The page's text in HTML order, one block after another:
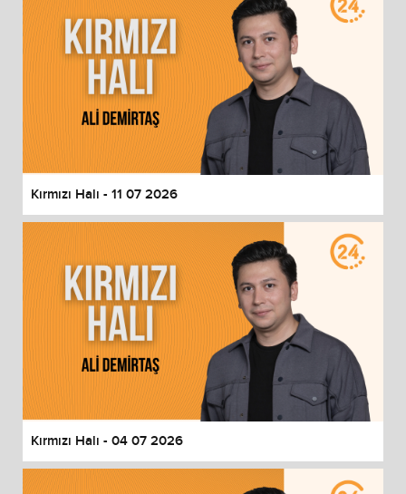
Kırmızı Halı - 11 07 2026
Kırmızı Halı - 04 07 2026